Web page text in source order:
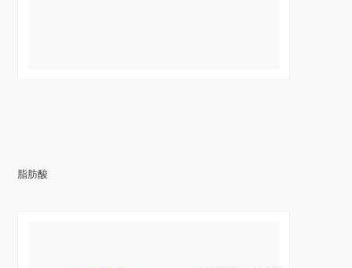
脂肪酸